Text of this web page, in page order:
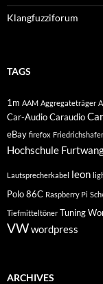
Klangfuzziforum
TAGS
1m AAM Aggregateträger
Car-AudioCaraudio
eBay firefox
Hochschule
Lautsprecherkabel leon
Polo 86C Raspberry Pi
Tiefmitteltöner Tuning
VWwordpress
ARCHIVES